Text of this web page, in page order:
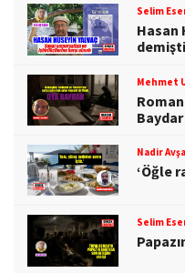
Selim
Hasan
demişti
Mehmet
Baydar
Nadir
‘Öğle
Selim